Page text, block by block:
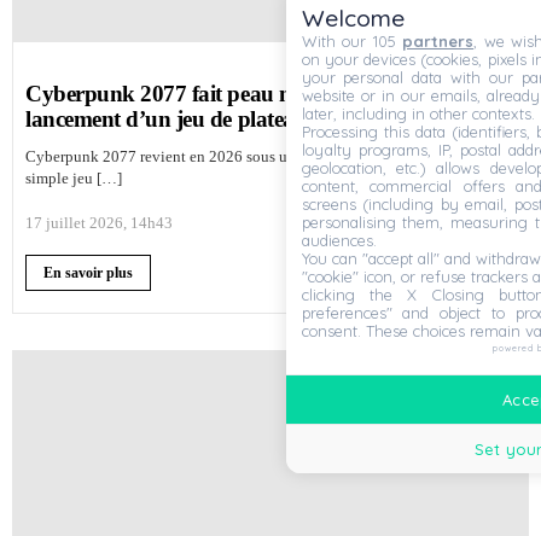
Cyberpunk 2077 fait peau neuve en 2026 avec le
lancement d’un jeu de plateau officiel
Cyberpunk 2077 revient en 2026 sous un format inédit. Ce n’est plus un
simple jeu […]
17 juillet 2026, 14h43
En savoir plus
Welcome
With our 105 partners , we
on your devices (cookies, pixels
your personal data with our
website or in our emails,
later, including in other contexts.
Processing this data (identifiers,
loyalty programs, IP, postal
geolocation, etc.) allows
content, commercial offers
screens (including by email,
personalising them, measuring
audiences.
You can "accept all" and
"cookie" icon, or refuse trackers
clicking the X Closing
preferences" and object to
consent. These choices remain
powered
Set